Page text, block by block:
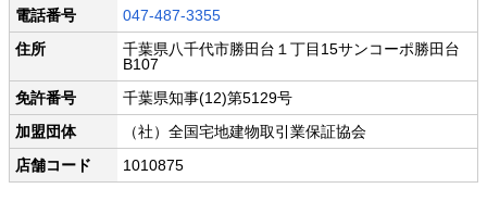
電話番号
047-487-3355
住所
千葉県八千代市勝田台１丁目15サンコーポ勝田台
B107
免許番号
千葉県知事(12)第5129号
加盟団体
（社）全国宅地建物取引業保証協会
店舗コード
1010875